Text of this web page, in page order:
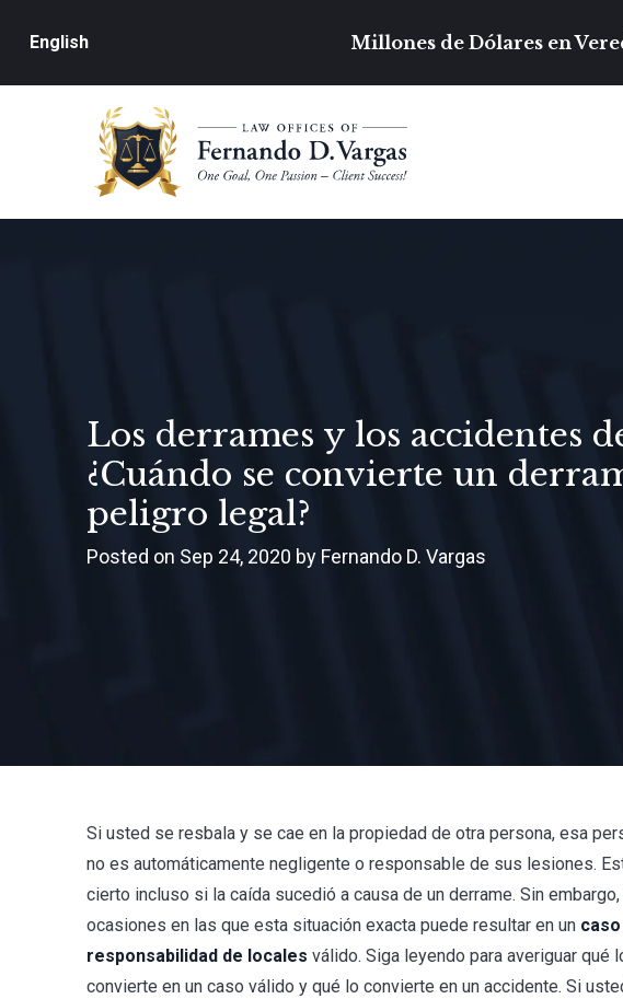
English Millones de Dólares en
Los derrames y los accidentes
¿Cuándo se convierte un
peligro legal?
Posted on Sep 24, 2020 by Fernando D. Vargas
Si usted se resbala y se cae en la propiedad de otra persona, esa
no es automáticamente negligente o responsable de sus lesiones.
cierto incluso si la caída sucedió a causa de un derrame. Sin embargo,
ocasiones en las que esta situación exacta puede resultar en un
responsabilidad de locales válido. Siga leyendo para averiguar qué
convierte en un caso válido y qué lo convierte en un accidente. Si